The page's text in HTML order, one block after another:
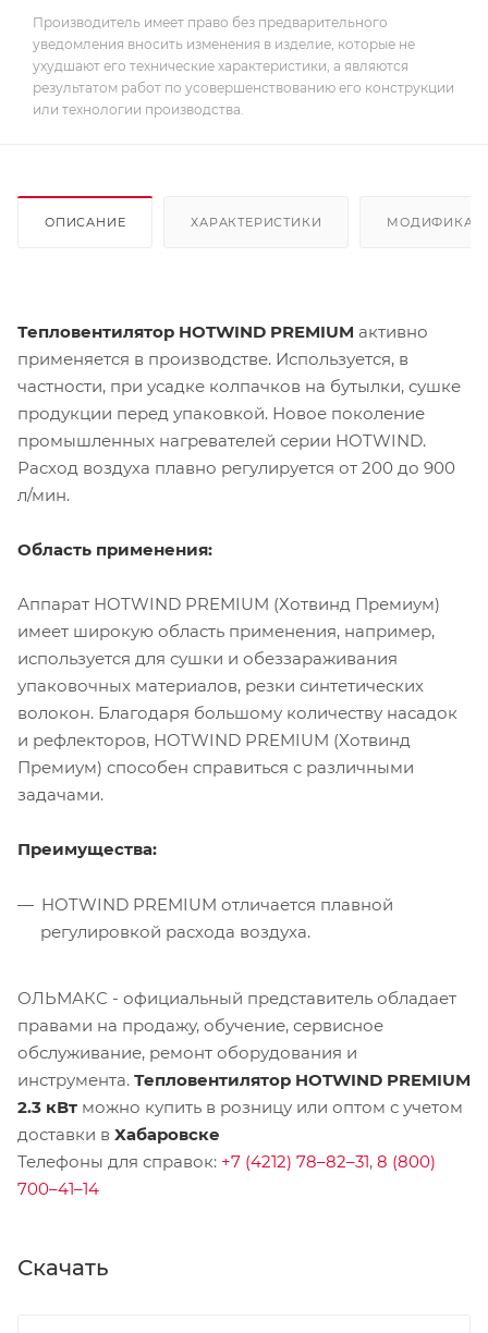
Производитель имеет право без предварительного
уведомления вносить изменения в изделие, которые не
ухудшают его технические характеристики, а являются
результатом работ по усовершенствованию его конструкции
или технологии производства.
ОПИСАНИЕ ХАРАКТЕРИСТИКИ
Тепловентилятор HOTWIND PREMIUM активно
применяется в производстве. Используется, в
частности, при усадке колпачков на бутылки, сушке
продукции перед упаковкой. Новое поколение
промышленных нагревателей серии HOTWIND.
Расход воздуха плавно регулируется от 200 до 900
л/мин.
Область применения:
Аппарат HOTWIND PREMIUM (Хотвинд Премиум)
имеет широкую область применения, например,
используется для сушки и обеззараживания
упаковочных материалов, резки синтетических
волокон. Благодаря большому количеству насадок
и рефлекторов, HOTWIND PREMIUM (Хотвинд
Премиум) способен справиться с различными
задачами.
Преимущества:
HOTWIND PREMIUM отличается плавной
регулировкой расхода воздуха.
ОЛЬМАКС - официальный представитель обладает
правами на продажу, обучение, сервисное
обслуживание, ремонт оборудования и
инструмента. Тепловентилятор HOTWIND PREMIUM
2.3 кВт можно купить в розницу или оптом с учетом
доставки в Хабаровске
Телефоны для справок: +7 (4212) 78–82–31, 8 (800)
700–41–14
Скачать